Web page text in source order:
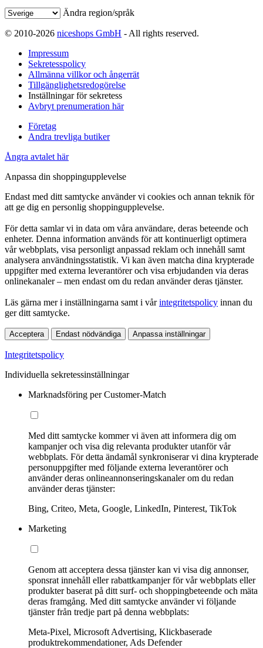
Ändra region/språk
© 2010-2026 niceshops GmbH - All rights reserved.
Impressum
Sekretesspolicy
Allmänna villkor och ångerrät
Tillgänglighetsredogörelse
Inställningar för sekretess
Avbryt prenumeration här
Företag
Andra trevliga butiker
Ångra avtalet här
Anpassa din shoppingupplevelse
Endast med ditt samtycke använder vi cookies och annan teknik för
att ge dig en personlig shoppingupplevelse.
För detta samlar vi in data om våra användare, deras beteende och
enheter. Denna information används för att kontinuerligt optimera
vår webbplats, visa personligt anpassad reklam och innehåll samt
analysera användningsstatistik. Vi kan även matcha dina krypterade
uppgifter med externa leverantörer och visa erbjudanden via deras
onlinekanaler – men endast om du redan använder deras tjänster.
Läs gärna mer i inställningarna samt i vårintegritetspolicy innan du
ger ditt samtycke.
Acceptera Endast nödvändiga Anpassa inställningar
Integritetspolicy
Individuella sekretessinställningar
Marknadsföring per Customer-Match
Med ditt samtycke kommer vi även att informera dig om
kampanjer och visa dig relevanta produkter utanför vår
webbplats. För detta ändamål synkroniserar vi dina krypterade
personuppgifter med följande externa leverantörer och
använder deras onlineannonseringskanaler om du redan
använder deras tjänster:
Bing, Criteo, Meta, Google, LinkedIn, Pinterest, TikTok
Marketing
Genom att acceptera dessa tjänster kan vi visa dig annonser,
sponsrat innehåll eller rabattkampanjer för vår webbplats eller
produkter baserat på ditt surf- och shoppingbeteende och mäta
deras framgång. Med ditt samtycke använder vi följande
tjänster från tredje part på denna webbplats:
Meta-Pixel, Microsoft Advertising, Klickbaserade
produktrekommendationer, Ads Defender